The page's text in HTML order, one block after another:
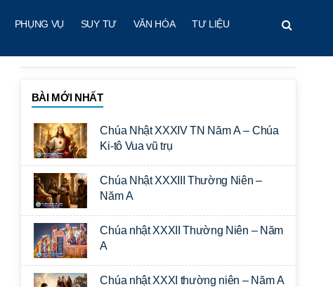
PHỤNG VỤ SUY TƯ VĂN HÓA TƯ LIỆU
BÀI MỚI NHẤT
Chúa Nhật XXXIV TN Năm A – Chúa
Ki-tô Vua vũ trụ
Chúa Nhật XXXIII Thường Niên –
Năm A
Chúa nhật XXXII Thường Niên – Năm
A
Chúa nhật XXXI thường niên – Năm A